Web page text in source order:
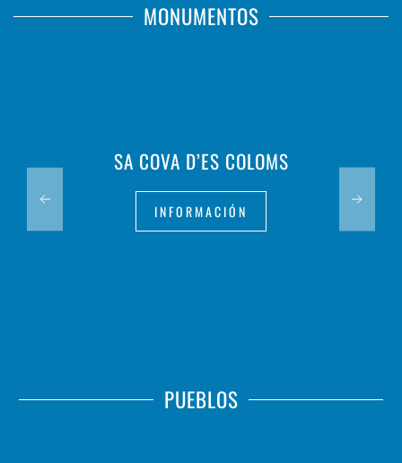
MONUMENTOS
SA COVA D’ES COLOMS
INFORMACIÓN
PUEBLOS